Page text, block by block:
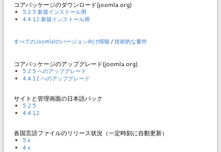
コアパッケージのダウンロード(joomla.org)
5.2.5 新規インストール用
4.4.12 新規インストール用
すべてのJoomla!のバージョン向け情報 /技術的な要件
コアパッケージのアップグレード(joomla.org)
5.2.5 へのアップグレード
4.4.12 へのアップグレード
サイトと管理画面の日本語パック
5.2.5
4.4.12
各国言語ファイルのリリース状況（一定時刻に自動更新）
5.x
4.x